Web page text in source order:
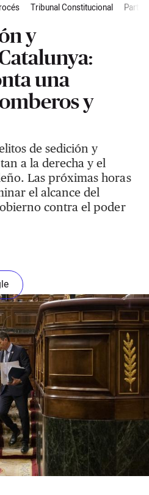
Tribunal Constitucional
y
una
y
de sedición y
a la derecha y el
Las próximas horas
el alcance del
contra el poder